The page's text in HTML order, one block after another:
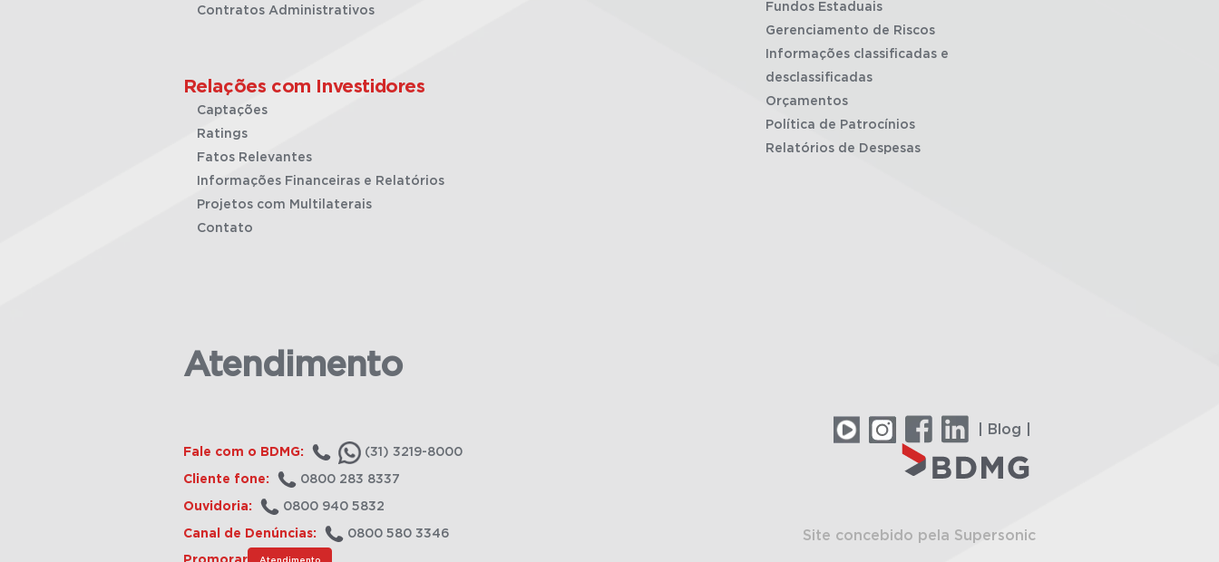
Contratos Administrativos
Relações com Investidores
Captações
Ratings
Fatos Relevantes
Informações Financeiras e Relatórios
Projetos com Multilaterais
Contato
Fundos Estaduais
Gerenciamento de Riscos
Informações classificadas e
desclassificadas
Orçamentos
Política de Patrocínios
Relatórios de Despesas
Atendimento
Fale com o BDMG: (31) 3219-8000
Cliente fone: 0800 283 8337
Ouvidoria: 0800 940 5832
Canal de Denúncias: 0800 580 3346
Atendimento
| Blog |
Site concebido pela Supersonic